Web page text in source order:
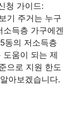
청 가이드:
기 주거는 누구
득층 가구에겐
동의 저소득층
도움이 되는 제
으로 지원 한도
아보겠습니다.